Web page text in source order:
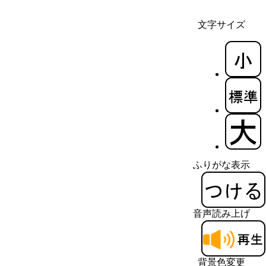
文字サイズ
ふりがな表示
音声読み上げ
背景色変更